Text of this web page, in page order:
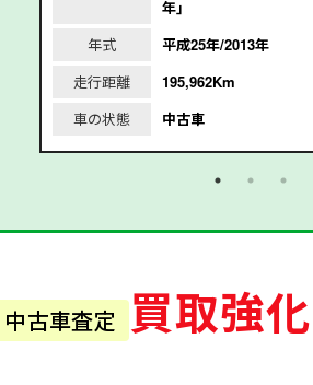
年｣
年式
平成25年/2013年
走行距離
195,962Km
車の状態
中古車
中古車査定 買取強